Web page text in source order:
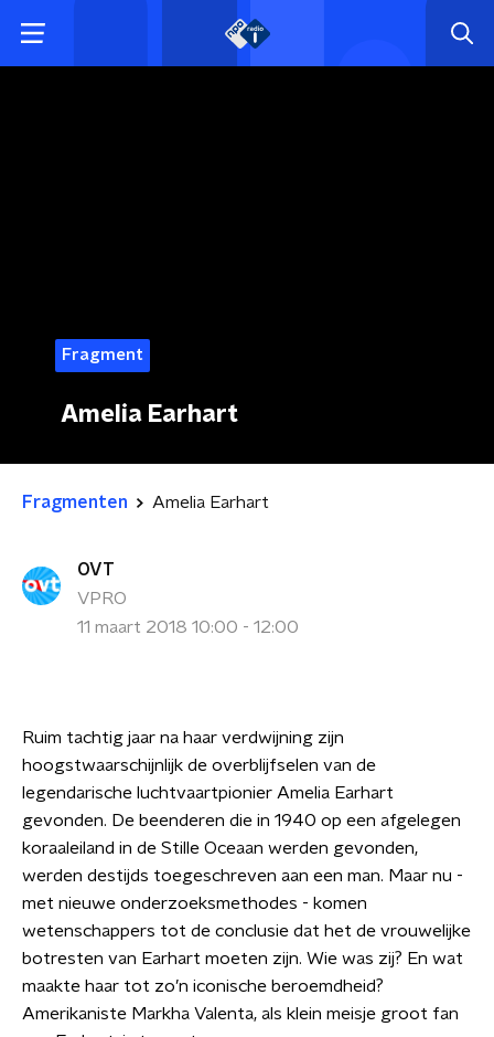
Fragment
Amelia Earhart
Fragmenten Amelia Earhart
OVT
VPRO
11 maart 2018 10:00 - 12:00
Ruim tachtig jaar na haar verdwijning zijn
hoogstwaarschijnlijk de overblijfselen van de
legendarische luchtvaartpionier Amelia Earhart
gevonden. De beenderen die in 1940 op een afgelegen
koraaleiland in de Stille Oceaan werden gevonden,
werden destijds toegeschreven aan een man. Maar nu -
met nieuwe onderzoeksmethodes - komen
wetenschappers tot de conclusie dat het de vrouwelijke
botresten van Earhart moeten zijn. Wie was zij? En wat
maakte haar tot zo’n iconische beroemdheid?
Amerikaniste Markha Valenta, als klein meisje groot fan